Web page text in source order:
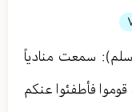
سمعت منادياً
فأطفئوا عنكم